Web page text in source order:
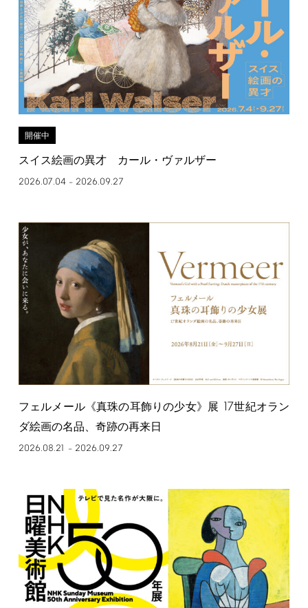
開催中
スイス絵画の異才 カール・ヴァルザー
2026.07.04– 2026.09.27
フェルメール《真珠の耳飾りの少女》展 17世紀オラン
ダ絵画の名品、奇跡の再来日
2026.08.21 – 2026.09.27